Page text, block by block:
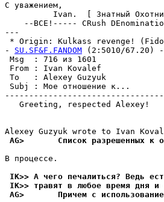
С уважением,
Ivan.  [ Знатный
--ВСЕ!----- CRush
---
* Origin: Kulkass revenge!
- SU.SF&F.FANDOM (2:5010/
Msg  :
From : Ivan Kovalef
To   : Alexey Guzyuk
Subj :
   Greeting, respected Alexey!
AG>       Список разрешенных к
В пpоцессе.
IK>> А чего печалиться? Ведь
IK>> тpавят в любое вpемя дня
AG>       Причем с